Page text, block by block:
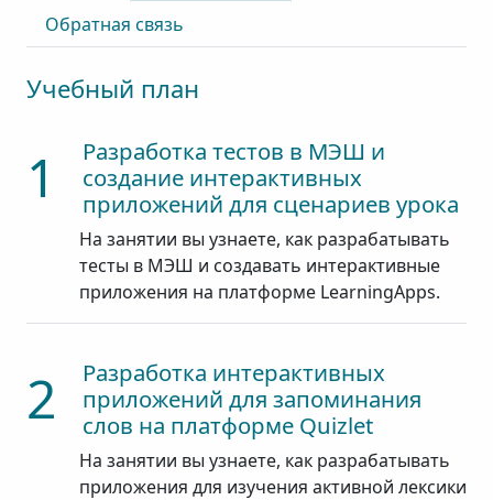
Обратная связь
Учебный план
1
Разработка тестов в МЭШ и
создание интерактивных
приложений для сценариев урока
На занятии вы узнаете, как разрабатывать
тесты в МЭШ и создавать интерактивные
приложения на платформе LearningApps.
2
Разработка интерактивных
приложений для запоминания
слов на платформе Quizlet
На занятии вы узнаете, как разрабатывать
приложения для изучения активной лексики